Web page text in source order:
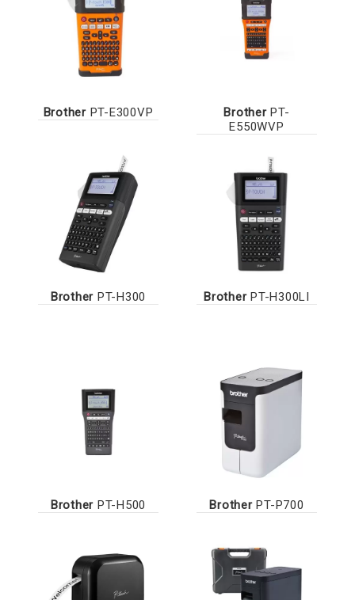
BrotherPT-E300VP BrotherPT-
E550WVP
Brother PT-H300 BrotherPT-H300LI
Brother PT-H500 BrotherPT-P700